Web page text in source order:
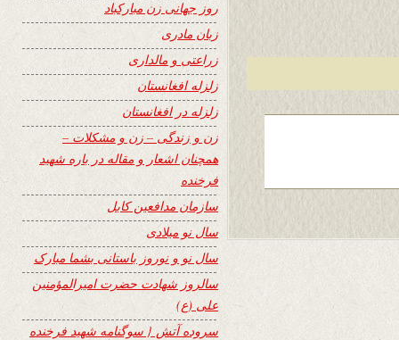
روز جهانی زن مبارکباد
زبان مادری
زراعتی و مالداری
زلزله افغانستان
زلزله در افغانستان
زن و زندگی – زن و مشکلات –
همچنان اشعار و مقاله در باره شهید
فرخنده
سازمان مدافعین کابل
سال نو میلادی
سال نو و نوروز باستانی بشما مبارک
سالروز شهادت حضرت امیرالمؤمنین
علی (ع)
سروده آتش { سوگنامه شهید فرخنده